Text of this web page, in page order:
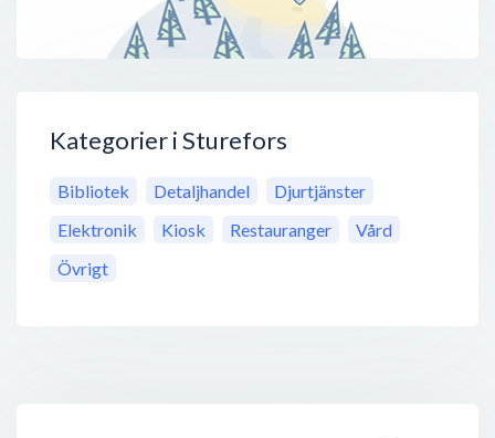
Kategorier i Sturefors
Bibliotek Detaljhandel
Djurtjänster
Elektronik
Kiosk Restauranger
Vård
Övrigt